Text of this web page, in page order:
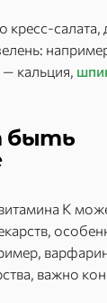
кресс-салата,
— кальция,
быть
K
важно